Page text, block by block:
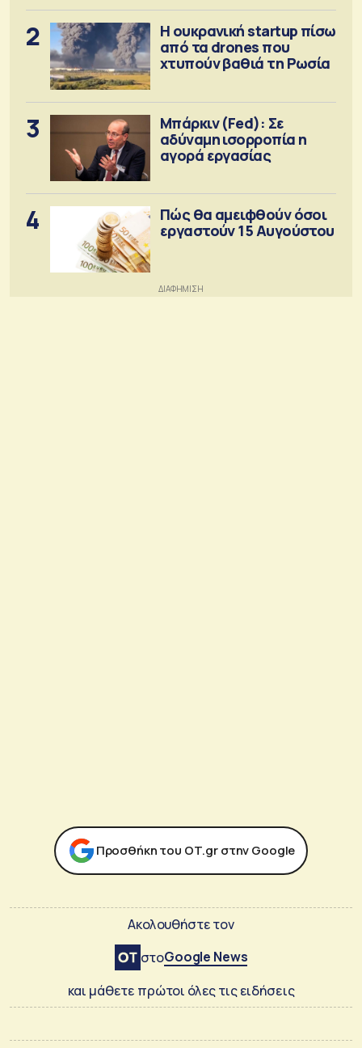
2
Η ουκρανική startup πίσω
από τα drones που
χτυπούν βαθιά τη Ρωσία
3
Μπάρκιν (Fed): Σε
αδύναμη ισορροπία η
αγορά εργασίας
4
Πώς θα αμειφθούν όσοι
εργαστούν 15 Αυγούστου
Προσθήκη του ΟΤ.gr στην Google
Ακολουθήστε τον
στοGoogle News
και μάθετε πρώτοι όλες τις ειδήσεις